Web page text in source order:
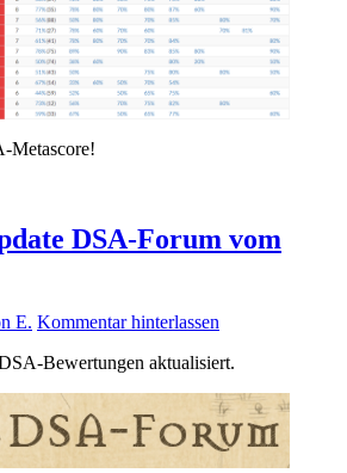
Metascore!
DSA-Forum vom
E. Kommentar hinterlassen
Bewertungen aktualisiert.